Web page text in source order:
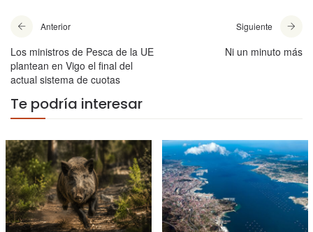
Anterior
Los ministros de Pesca de la UE
plantean en Vigo el final del
actual sistema de cuotas
Siguiente
Ni un minuto más
Te podría interesar